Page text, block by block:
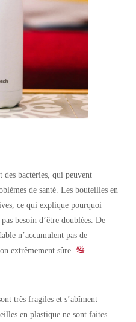
bactéries, qui peuvent
de santé. Les bouteilles en
ce qui explique pourquoi
besoin d’être doublées. De
n’accumulent pas de
extrêmement sûre.
très fragiles et s’abîment
en plastique ne sont faites